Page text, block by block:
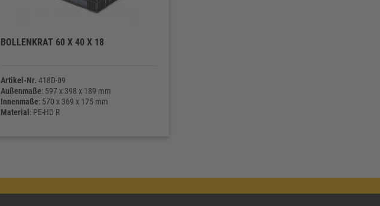
BOLLENKRAT 60 X 40 X 18
Artikel-Nr. 418D-09
Außenmaße: 597 x 398 x 189 mm
Innenmaße: 570 x 369 x 175 mm
Material : PE-HD R